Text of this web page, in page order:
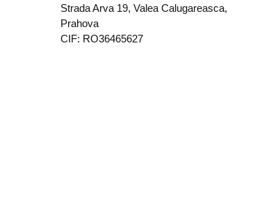
Strada Arva 19, Valea Calugareasca,
Prahova
CIF: RO36465627